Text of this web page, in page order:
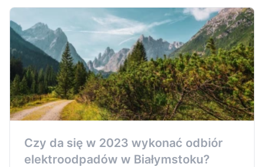
Czy da się w 2023 wykonać odbiór
elektroodpadów w Białymstoku?